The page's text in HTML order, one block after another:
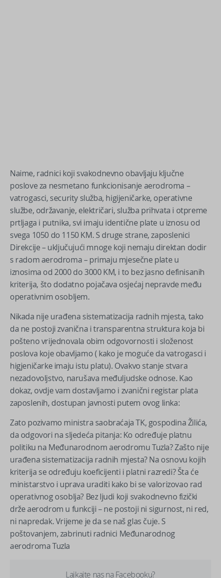
Naime, radnici koji svakodnevno obavljaju ključne
poslove za nesmetano funkcionisanje aerodroma –
vatrogasci, security služba, higijeničarke, operativne
službe, održavanje, električari, služba prihvata i otpreme
prtljaga i putnika, svi imaju identične plate u iznosu od
svega 1050 do 1150 KM. S druge strane, zaposlenici
Direkcije – uključujući mnoge koji nemaju direktan dodir
s radom aerodroma – primaju mjesečne plate u
iznosima od 2000 do 3000 KM, i to bez jasno definisanih
kriterija, što dodatno pojačava osjećaj nepravde među
operativnim osobljem.
Nikada nije urađena sistematizacija radnih mjesta, tako
da ne postoji zvanična i transparentna struktura koja bi
pošteno vrijednovala obim odgovornosti i složenost
poslova koje obavljamo ( kako je moguće da vatrogasci i
higjeničarke imaju istu platu). Ovakvo stanje stvara
nezadovoljstvo, narušava međuljudske odnose. Kao
dokaz, ovdje vam dostavljamo i zvanični registar plata
zaposlenih, dostupan javnosti putem ovog linka:
Zato pozivamo ministra saobraćaja TK, gospodina Žilića,
da odgovori na sljedeća pitanja: Ko određuje platnu
politiku na Međunarodnom aerodromu Tuzla? Zašto nije
urađena sistematizacija radnih mjesta? Na osnovu kojih
kriterija se određuju koeficijenti i platni razredi? Šta će
ministarstvo i uprava uraditi kako bi se valorizovao rad
operativnog osoblja? Bez ljudi koji svakodnevno fizički
drže aerodrom u funkciji – ne postoji ni sigurnost, ni red,
ni napredak. Vrijeme je da se naš glas čuje. S
poštovanjem, zabrinuti radnici Međunarodnog
aerodroma Tuzla
Lajkajte nas na Facebooku?